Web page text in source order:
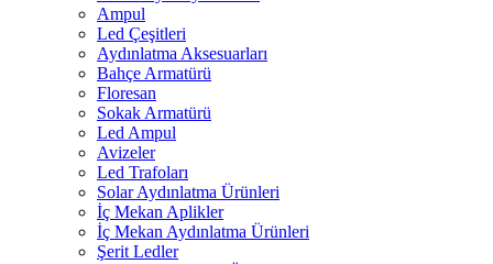
Ampul
Led Çeşitleri
Aydınlatma Aksesuarları
Bahçe Armatürü
Floresan
Sokak Armatürü
Led Ampul
Avizeler
Led Trafoları
Solar Aydınlatma Ürünleri
İç Mekan Aplikler
İç Mekan Aydınlatma Ürünleri
Şerit Ledler